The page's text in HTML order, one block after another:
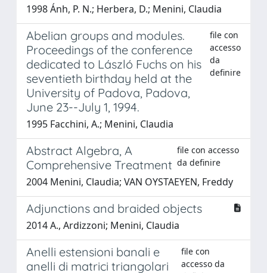
1998 Ánh, P. N.; Herbera, D.; Menini, Claudia
Abelian groups and modules.
Proceedings of the conference
dedicated to László Fuchs on his
seventieth birthday held at the
University of Padova, Padova,
June 23--July 1, 1994.
file con
accesso
da
definire
1995 Facchini, A.; Menini, Claudia
Abstract Algebra, A
Comprehensive Treatment
file con accesso
da definire
2004 Menini, Claudia; VAN OYSTAEYEN, Freddy
Adjunctions and braided objects
2014 A., Ardizzoni; Menini, Claudia
Anelli estensioni banali e
anelli di matrici triangolari
file con
accesso da